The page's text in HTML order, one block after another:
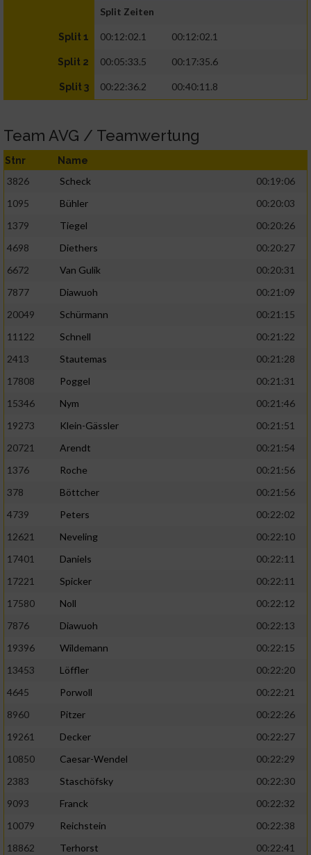
Split Zeiten
Split 1 00:12:02.1 00:12:02.1
Split 2 00:05:33.5 00:17:35.6
Split 3 00:22:36.2 00:40:11.8
Team AVG / Teamwertung
Stnr Name
3826 Scheck
00:19:06
1095
Bühler
00:20:03
1379
Tiegel
00:20:26
4698
Diethers
00:20:27
6672
Van Gulik
00:20:31
7877
Diawuoh
00:21:09
20049
Schürmann
00:21:15
11122
Schnell
00:21:22
2413
Stautemas
00:21:28
17808
Poggel
00:21:31
15346
Nym
00:21:46
19273
Klein-Gässler
00:21:51
20721
Arendt
00:21:54
1376
Roche
00:21:56
378
Böttcher
00:21:56
4739
Peters
00:22:02
12621
Neveling
00:22:10
17401
Daniels
00:22:11
17221
Spicker
00:22:11
17580
Noll
00:22:12
7876
Diawuoh
00:22:13
19396
Wildemann
00:22:15
13453
Löffler
00:22:20
4645
Porwoll
00:22:21
8960
Pitzer
00:22:26
19261
Decker
00:22:27
10850
Caesar-Wendel
00:22:29
2383
Staschöfsky
00:22:30
9093
Franck
00:22:32
10079
Reichstein
00:22:38
18862
Terhorst
00:22:41